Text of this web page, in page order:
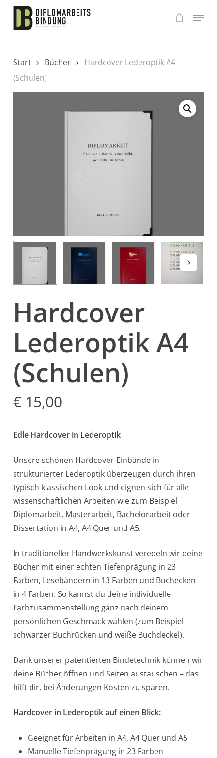
Skip
main
Start
Bücher
Hardcover Lederoptik A4
(Schulen)
Hardcover
Lederoptik A4
(Schulen)
€15,00
Edle Hardcover in Lederoptik
Unsere schönen Hardcover-Einbände in
strukturierter Lederoptik überzeugen durch ihren
typisch klassischen Look und eignen sich für alle
wissenschaftlichen Arbeiten wie zum Beispiel
Diplomarbeit, Masterarbeit, Bachelorarbeit oder
Dissertation in A4, A4 Quer und A5.
In traditioneller Handwerkskunst veredeln wir deine
Bücher mit einer echten Tiefenprägung in 23
Farben, Lesebändern in 13 Farben und Buchecken
in 4 Farben. So kannst du deine individuelle
Farbzusammenstellung ganz nach deinem
persönlichen Geschmack wählen (zum Beispiel
schwarzer Buchrücken und weiße Buchdeckel).
Dank unserer patentierten Bindetechnik können wir
deine Bücher öffnen und Seiten austauschen – das
hilft dir, bei Änderungen Kosten zu sparen.
Hardcover in Lederoptik auf einen Blick:
Geeignet für Arbeiten in A4, A4 Quer und A5
Manuelle Tiefenprägung in 23 Farben